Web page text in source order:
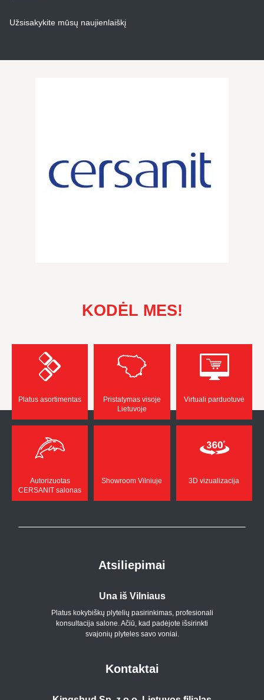
Užsisakykite mūsų naujienlaiškį
KODĖL MES!
Platus asortimentas
Pristatymas visoje
Lietuvoje
Virtuali parduotuvė
Autorizuotas
CERSANIT salonas
Showroom Vilniuje 3D vizualizacija
Atsiliepimai
Una iš Vilniaus
Platus kokybiškų plytelių pasirinkimas, profesionali
konsultacija salone. Ačiū, kad padėjote išsirinkti
svajonių plyteles savo voniai.
Kontaktai